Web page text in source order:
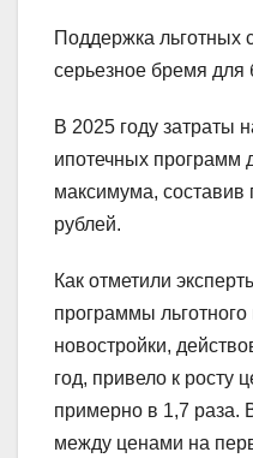
Поддержка льготных
серьезное бремя для
В 2025 году затраты
ипотечных программ
максимума, составив
рублей.
Как отметили
программы
новостройки,
год, привело к росту
примерно в 1,7 раза.
между ценами на